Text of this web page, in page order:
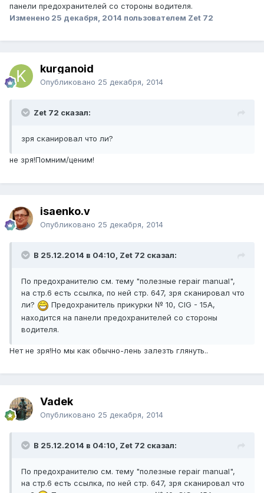
панели предохранителей со стороны водителя.
Изменено 25 декабря, 2014 пользователем Zet 72
kurganoid
Опубликовано 25 декабря, 2014
Zet 72 сказал:
зря сканировал что ли?
не зря!Помним/ценим!
isaenko.v
Опубликовано 25 декабря, 2014
В 25.12.2014 в 04:10, Zet 72 сказал:
По предохранителю см. тему "полезные repair manual",
на стр.6 есть ссылка, по ней стр. 647, зря сканировал что
ли?
Предохранитель прикурки № 10, CIG - 15А,
находится на панели предохранителей со стороны
водителя.
Нет не зря!Но мы как обычно-лень залезть глянуть..
Vadek
Опубликовано 25 декабря, 2014
В 25.12.2014 в 04:10, Zet 72 сказал:
По предохранителю см. тему "полезные repair manual",
на стр.6 есть ссылка, по ней стр. 647, зря сканировал что